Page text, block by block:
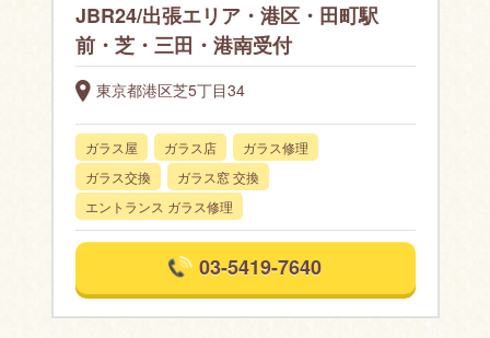
JBR24/出張エリア・港区・田町駅
前・芝・三田・港南受付
東京都港区芝5丁目34
ガラス屋 ガラス店
ガラス修理
ガラス交換
ガラス窓 交換
エントランス ガラス修理
03-5419-7640